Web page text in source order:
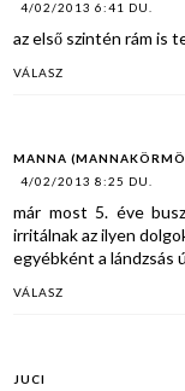
4/02/2013 6:41 DU.
az első szintén rám is
VÁLASZ
MANNA
4/02/2013 8:25 DU.
már most 5. éve
irritálnak az ilyen
egyébként a lándzsás
VÁLASZ
JUCI